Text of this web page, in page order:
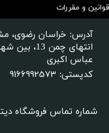
قوانین و مقررات
شماره تماس فروشگاه
آدرس: خراسان رضوی،
عباس اکبری
کدپستی: 9166992573